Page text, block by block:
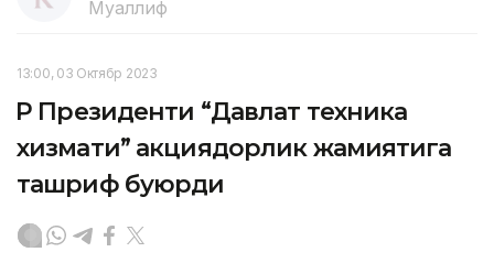
Муаллиф
13:00, 03 Октябр 2023
ҚР Президенти “Давлат техника
хизмати” акциядорлик жамиятига
ташриф буюрди